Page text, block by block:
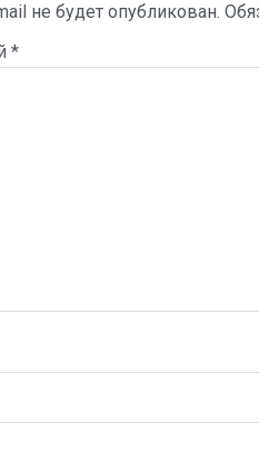
не будет опубликован.
*